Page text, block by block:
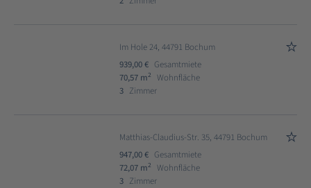
Im Hole 24, 44791 Bochum
939,00 € Gesamtmiete
70,57 m2
Wohnfläche
3 Zimmer
Matthias-Claudius-Str. 35, 44791 Bochum
947,00 € Gesamtmiete
72,07 m2
Wohnfläche
3 Zimmer